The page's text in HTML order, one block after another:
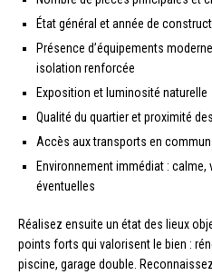
État général et année de
Présence d’équipements
isolation renforcée
Exposition et luminosité naturelle
Qualité du quartier et proximité
Accès aux transports en commun
Environnement immédiat : calme,
éventuelles
Réalisez ensuite un état des lieux
points forts qui valorisent le bien :
piscine, garage double.